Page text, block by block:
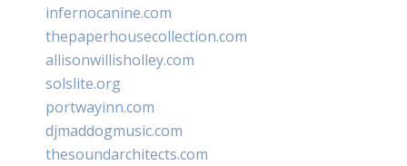
infernocanine.com
thepaperhousecollection.com
allisonwillisholley.com
solslite.org
portwayinn.com
djmaddogmusic.com
thesoundarchitects.com